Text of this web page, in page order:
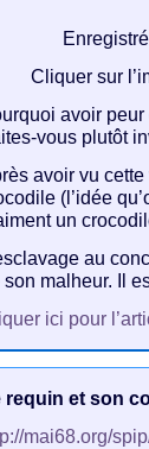
Cliquer sur
avoir
vous plutôt
avoir vu
(l’idée
un
au
son malheur. Il
ici pour
requin et son
mai68.org/